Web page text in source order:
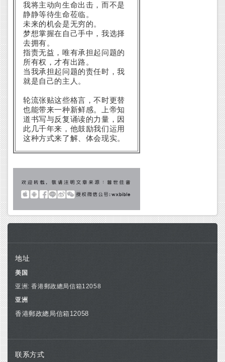
我将主动向生命出击，而不是
静静等待生命莅临。
未来的机会是无穷的。
梦想掌握在自己手中，我选择
去拥有。
指责无益，唯有承担起问题的
所有权，才有出路。
当我承担起问题的责任时，我
就是自己的主人。
轮流张贴这些格言，不时更替
也能带来一种新鲜感。上帝知
道书写与反复诵读的力量，因
此几千年来，他鼓励我们运用
这种方式来了解、体会现实。
地址
美国
亚洲: 香港郵政總局信箱12058
亚洲
香港郵政總局信箱12058
联系方式